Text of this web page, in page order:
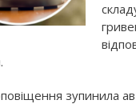
зупинила